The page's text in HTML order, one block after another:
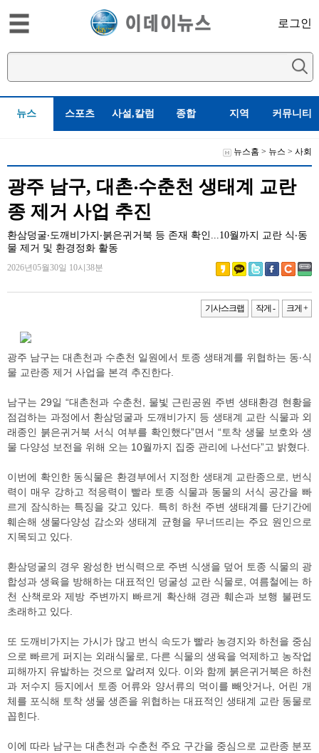
로그인
뉴스 스포츠 사설,칼럼 종합 지역 커뮤니티
뉴스홈 > 뉴스 > 사회
광주 남구, 대촌‧수춘천 생태계 교란
종 제거 사업 추진
환삼덩굴‧도깨비가지‧붉은귀거북 등 존재 확인...10월까지 교란 식‧동
물 제거 및 환경정화 활동
2026년05월30일 10시38분
기사스크랩 작게 - 크게 +
광주 남구는 대촌천과 수춘천 일원에서 토종 생태계를 위협하는 동‧식
물 교란종 제거 사업을 본격 추진한다.
남구는 29일 “대촌천과 수춘천, 물빛 근린공원 주변 생태환경 현황을
점검하는 과정에서 환삼덩굴과 도깨비가지 등 생태계 교란 식물과 외
래종인 붉은귀거북 서식 여부를 확인했다”면서 “토착 생물 보호와 생
물 다양성 보전을 위해 오는 10월까지 집중 관리에 나선다”고 밝혔다.
이번에 확인한 동식물은 환경부에서 지정한 생태계 교란종으로, 번식
력이 매우 강하고 적응력이 빨라 토종 식물과 동물의 서식 공간을 빠
르게 잠식하는 특징을 갖고 있다. 특히 하천 주변 생태계를 단기간에
훼손해 생물다양성 감소와 생태계 균형을 무너뜨리는 주요 원인으로
지목되고 있다.
환삼덩굴의 경우 왕성한 번식력으로 주변 식생을 덮어 토종 식물의 광
합성과 생육을 방해하는 대표적인 덩굴성 교란 식물로, 여름철에는 하
천 산책로와 제방 주변까지 빠르게 확산해 경관 훼손과 보행 불편도
초래하고 있다.
또 도깨비가지는 가시가 많고 번식 속도가 빨라 농경지와 하천을 중심
으로 빠르게 퍼지는 외래식물로, 다른 식물의 생육을 억제하고 농작업
피해까지 유발하는 것으로 알려져 있다. 이와 함께 붉은귀거북은 하천
과 저수지 등지에서 토종 어류와 양서류의 먹이를 빼앗거나, 어린 개
체를 포식해 토착 생물 생존을 위협하는 대표적인 생태계 교란 동물로
꼽힌다.
이에 따라 남구는 대촌천과 수춘천 주요 구간을 중심으로 교란종 분포